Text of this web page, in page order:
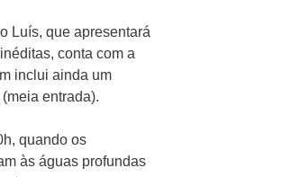
Luís, que apresentará
conta com a
inclui ainda um
entrada).
quando os
às águas profundas